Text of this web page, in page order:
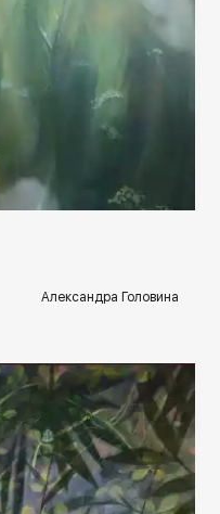
rakovgallery.ru
Александра Головина